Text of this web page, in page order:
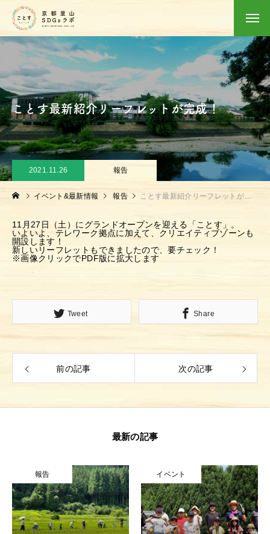
ことす最新紹介リーフレットが完成！
2021.11.26 報告
イベント&最新情報 報告 ことす最新紹介リーフレットが完成！
11月27日（土）にグランドオープンを迎える「ことす」。
いよいよ、テレワーク拠点に加えて、 クリエイティブゾーンも
開設します！
新しいリーフレットもできましたので、要チェック！
※画像クリックでPDF版に拡大します
Tweet Share
前の記事 次の記事
最新の記事
報告 イベント